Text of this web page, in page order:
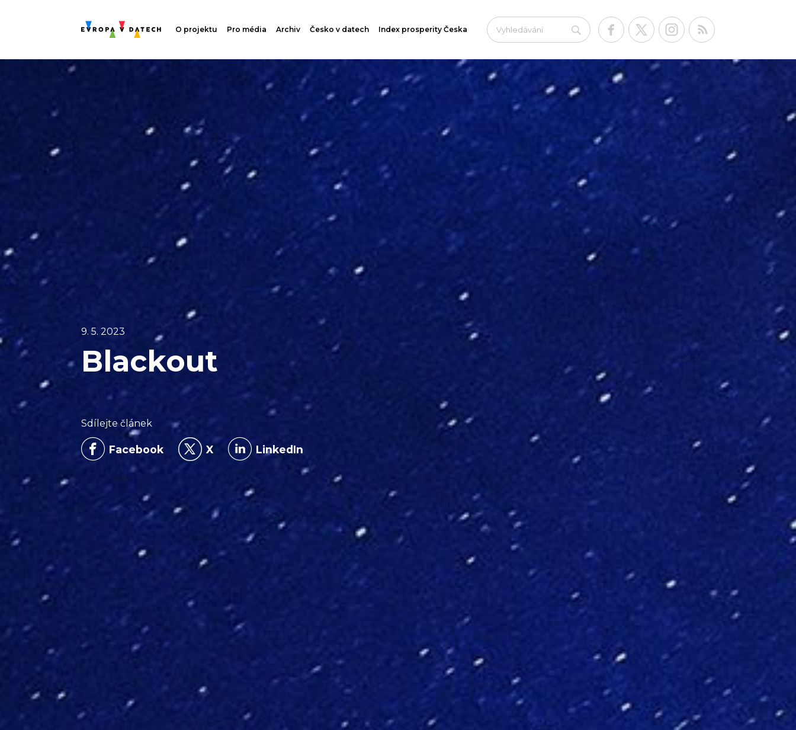
O projektu Pro média Archiv Česko v datech Index prosperity Česka
9. 5. 2023
Blackout
Sdílejte článek
Facebook X LinkedIn